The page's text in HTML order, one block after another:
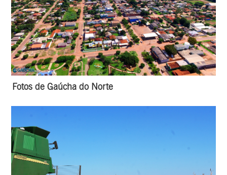
Fotos de Gaúcha do Norte